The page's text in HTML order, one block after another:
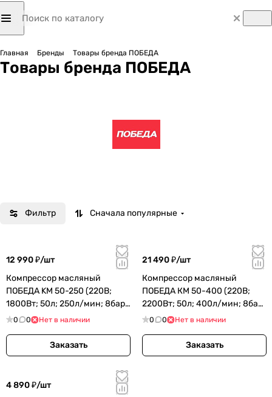
Главная Бренды Товары бренда ПОБЕДА
Товары бренда ПОБЕДА
Фильтр Сначала популярные
12 990 ₽/шт
Компрессор масляный
ПОБЕДА KM 50-250 (220В;
1800Вт; 50л; 250л/мин; 8бар;
25,2кг) (525301767)
0 0 Нет в наличии
Заказать
21 490 ₽/шт
Компрессор масляный
ПОБЕДА КМ 50-400 (220В;
2200Вт; 50л; 400л/мин; 8бар;
39кг) (525301715)
0 0 Нет в наличии
Заказать
4 890 ₽/шт